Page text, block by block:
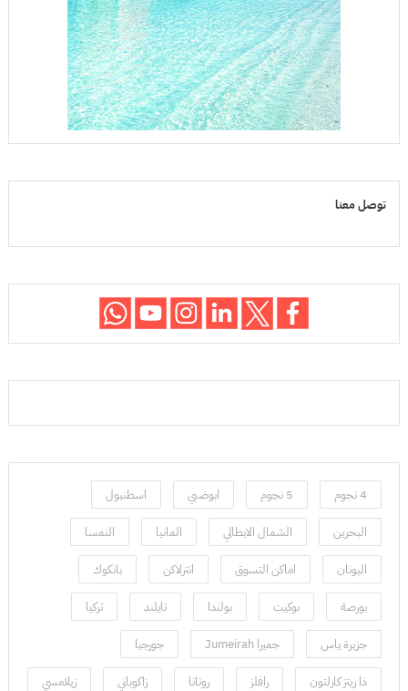
توصل معنا
4 نجوم 5 نجوم ابوضبي اسطنبول
البحرين الشمال الايطالي المانيا النمسا
اليونان اماكن التسوق انترلاكن بانكوك
بورصة بوكيت بولندا تايلند تركيا
جزيرة ياس جميرا Jumeirah جورجيا
ذا ريتز كارلتون رافلز روتانا زاكوباني زيلامسي